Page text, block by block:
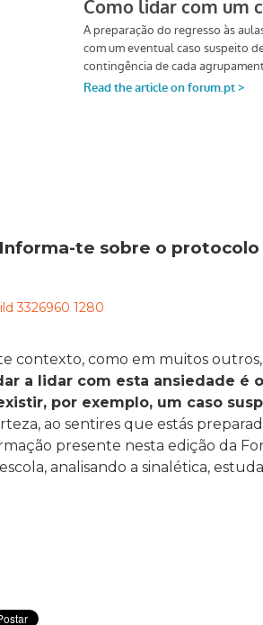
te sobre o protocolo
contexto, como em muitos
a lidar com esta ansiedade é
por exemplo, um caso
ao sentires que estás
presente nesta edição da
analisando a sinalética,